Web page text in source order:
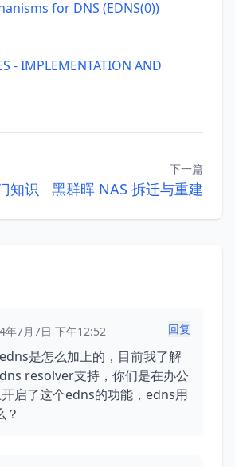
for DNS (EDNS(0))
- IMPLEMENTATION AND
知识
下一篇
黑群晖 NAS 拆迁与重建
年7月7日 下午12:52 回复
是怎么加上的，目前我了解
resolver支持，你们是在办公
启了这个edns的功能，edns用
？